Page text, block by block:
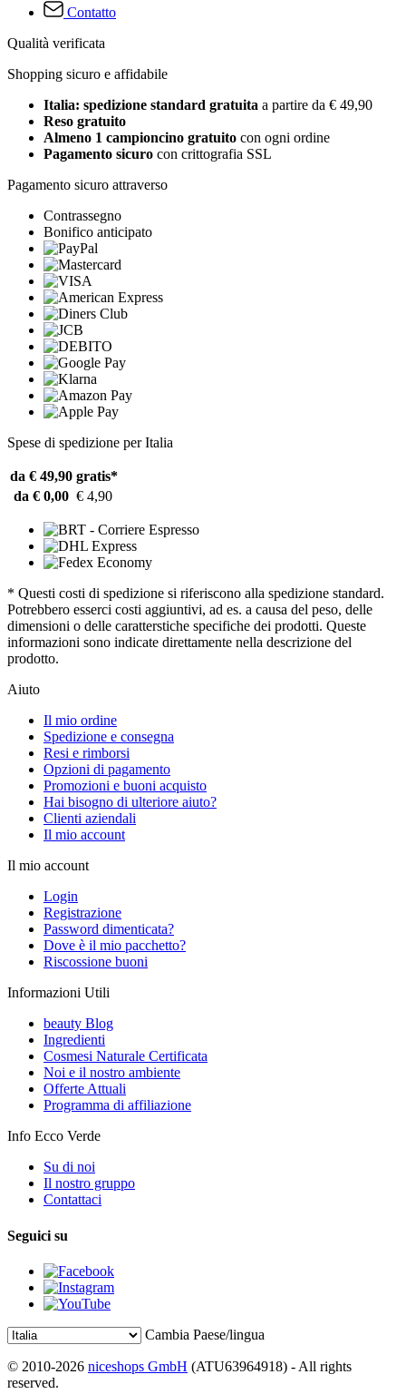
Contatto
Qualità verificata
Shopping sicuro e affidabile
Italia: spedizione standard gratuita a partire da € 49,90
Reso gratuito
Almeno 1 campioncino gratuito con ogni ordine
Pagamento sicuro con crittografia SSL
Pagamento sicuro attraverso
Contrassegno
Bonifico anticipato
Spese di spedizione per Italia
da € 49,90 gratis*
da € 0,00 € 4,90
* Questi costi di spedizione si riferiscono alla spedizione standard.
Potrebbero esserci costi aggiuntivi, ad es. a causa del peso, delle
dimensioni o delle caratterstiche specifiche dei prodotti. Queste
informazioni sono indicate direttamente nella descrizione del
prodotto.
Aiuto
Il mio ordine
Spedizione e consegna
Resi e rimborsi
Opzioni di pagamento
Promozioni e buoni acquisto
Hai bisogno di ulteriore aiuto?
Clienti aziendali
Il mio account
Il mio account
Login
Registrazione
Password dimenticata?
Dove è il mio pacchetto?
Riscossione buoni
Informazioni Utili
beauty Blog
Ingredienti
Cosmesi Naturale Certificata
Noi e il nostro ambiente
Offerte Attuali
Programma di affiliazione
Info Ecco Verde
Su di noi
Il nostro gruppo
Contattaci
Seguici su
Cambia Paese/lingua
© 2010-2026 niceshops GmbH (ATU63964918) - All rights
reserved.